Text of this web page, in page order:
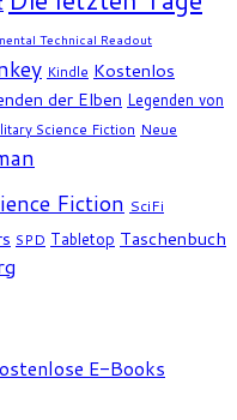
Technical Readout
Kindle Kostenlos
der Elben Legenden von
Science Fiction Neue
Fiction SciFi
SPD Tabletop Taschenbuch
E-Books